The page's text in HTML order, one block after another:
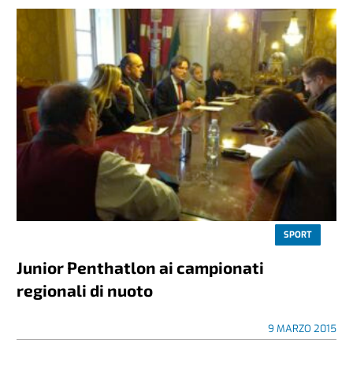
SPORT
Junior Penthatlon ai campionati
regionali di nuoto
9 MARZO 2015